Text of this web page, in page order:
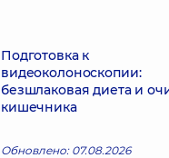
Подготовка к
видеоколоноскопии:
безшлаковая диета и
кишечника
Обновлено: 07.08.2026